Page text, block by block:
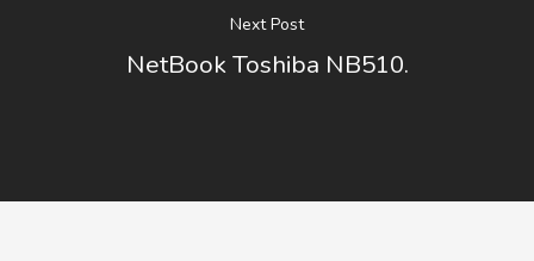
Next Post
NetBook Toshiba NB510.